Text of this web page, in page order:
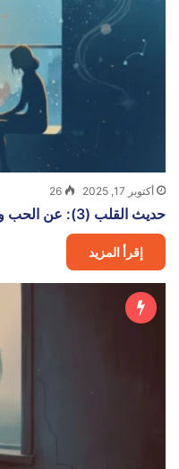
أكتوبر 17, 2025 26
حديث القلب (3): عن الحب والفقد
إقرأ المزيد